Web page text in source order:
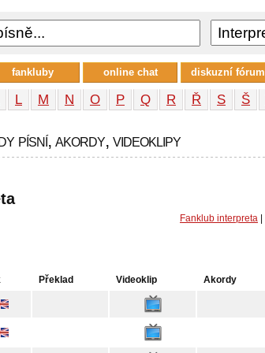
L M N O P Q R Ř S Š
písní, akordy, videoklipy
Fanklub interpreta
Překlad Videoklip Akordy
fankluby online chat diskuzní fórum